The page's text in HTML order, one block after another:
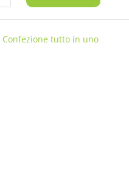
Aumenta
Confezione tutto in uno